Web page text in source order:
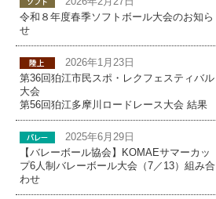
令和８年度春季ソフトボール大会のお知ら
せ
2026年1月23日
第36回狛江市民スポ・レクフェスティバル
大会
第56回狛江多摩川ロードレース大会 結果
2025年6月29日
【バレーボール協会】KOMAEサマーカッ
プ6人制バレーボール大会（7／13）組み合
わせ